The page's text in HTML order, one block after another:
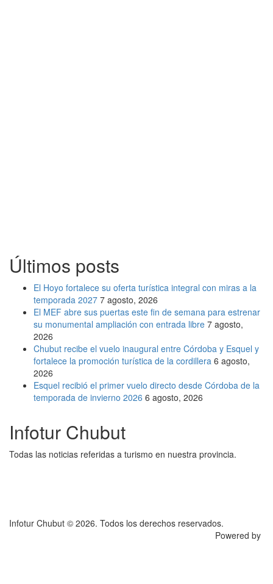
Últimos posts
El Hoyo fortalece su oferta turística integral con miras a la
temporada 2027 7 agosto, 2026
El MEF abre sus puertas este fin de semana para estrenar
su monumental ampliación con entrada libre 7 agosto,
2026
Chubut recibe el vuelo inaugural entre Córdoba y Esquel y
fortalece la promoción turística de la cordillera 6 agosto,
2026
Esquel recibió el primer vuelo directo desde Córdoba de la
temporada de invierno 2026 6 agosto, 2026
Infotur Chubut
Todas las noticias referidas a turismo en nuestra provincia.
Infotur Chubut © 2026. Todos los derechos reservados.
Powered by